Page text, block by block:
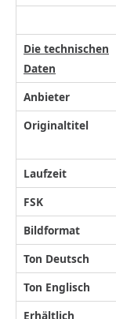
Die technischen
Daten
Anbieter
Originaltitel
Laufzeit
FSK
Bildformat
Ton Deutsch
Ton Englisch
Erhältlich